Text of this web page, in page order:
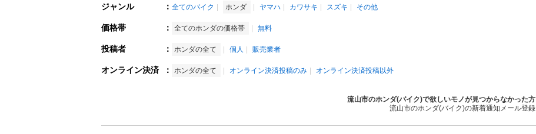
ジャンル ： 全てのバイク ホンダ ヤマハ カワサキ スズキ その他
価格帯 ： 全てのホンダの価格帯 無料
投稿者 ： ホンダの全て 個人 販売業者
オンライン決済 ： ホンダの全て オンライン決済投稿のみ オンライン決済投稿以外
流山市のホンダ(バイク)で欲しいモノが見つからなかった方
流山市のホンダ(バイク)の新着通知メール登録